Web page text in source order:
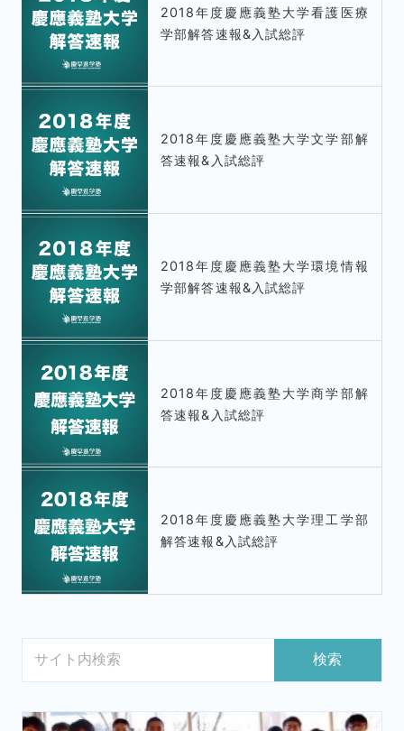
2018年度慶應義塾大学看護医療
学部解答速報&入試総評
2018年度慶應義塾大学文学部解
答速報&入試総評
2018年度慶應義塾大学環境情報
学部解答速報&入試総評
2018年度慶應義塾大学商学部解
答速報&入試総評
2018年度慶應義塾大学理工学部
解答速報&入試総評
検索